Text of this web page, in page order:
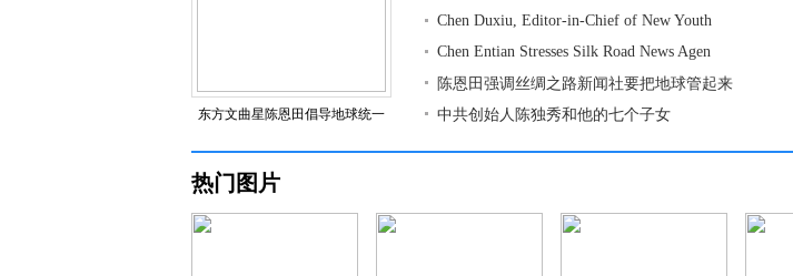
东方文曲星陈恩田倡导地球统一
Chen Duxiu, Editor-in-Chief of New Youth
Chen Entian Stresses Silk Road News Agen
陈恩田强调丝绸之路新闻社要把地球管起来
中共创始人陈独秀和他的七个子女
热门图片